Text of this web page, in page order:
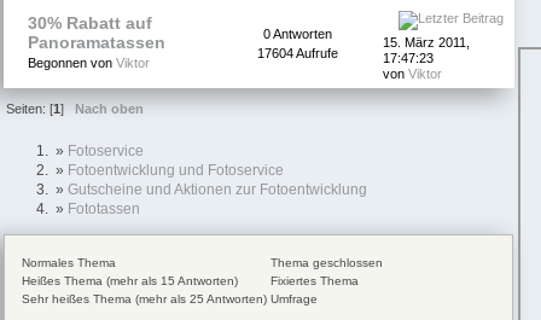
30% Rabatt auf
Panoramatassen
Begonnen von Viktor
0 Antworten
17604 Aufrufe
15. März 2011,
17:47:23
von Viktor
Seiten: [1] Nach oben
» Fotoservice
» Fotoentwicklung und Fotoservice
» Gutscheine und Aktionen zur Fotoentwicklung
» Fototassen
Normales Thema
Heißes Thema (mehr als 15 Antworten)
Sehr heißes Thema (mehr als 25 Antworten)
Thema geschlossen
Fixiertes Thema
Umfrage